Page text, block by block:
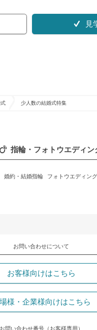
見
少人数の結婚式特集
指輪・フォトウエディン
婚約・結婚指輪 フォトウエディング
お問い合わせについて
お客様向けはこちら
様・企業様向けはこちら
お問い合わせ番号（お客様専用）